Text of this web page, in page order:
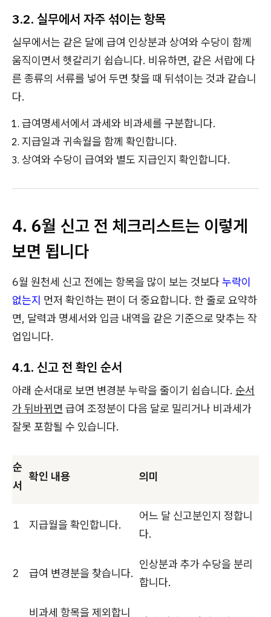
3.2. 실무에서 자주 섞이는 항목
실무에서는 같은 달에 급여 인상분과 상여와 수당이 함께
움직이면서 헷갈리기 쉽습니다. 비유하면, 같은 서랍에 다
른 종류의 서류를 넣어 두면 찾을 때 뒤섞이는 것과 같습니
다.
급여명세서에서 과세와 비과세를 구분합니다.
지급일과 귀속월을 함께 확인합니다.
상여와 수당이 급여와 별도 지급인지 확인합니다.
4. 6월 신고 전 체크리스트는 이렇게
보면 됩니다
6월 원천세 신고 전에는 항목을 많이 보는 것보다누락이
없는지 먼저 확인하는 편이 더 중요합니다. 한 줄로 요약하
면, 달력과 명세서와 입금 내역을 같은 기준으로 맞추는 작
업입니다.
4.1. 신고 전 확인 순서
아래 순서대로 보면 변경분 누락을 줄이기 쉽습니다. 순서
가 뒤바뀌면 급여 조정분이 다음 달로 밀리거나 비과세가
잘못 포함될 수 있습니다.
순
서
확인 내용 의미
1 지급월을 확인합니다.
어느 달 신고분인지 정합니
다.
2 급여 변경분을 찾습니다.
인상분과 추가 수당을 분리
합니다.
비과세 항목을 제외합니